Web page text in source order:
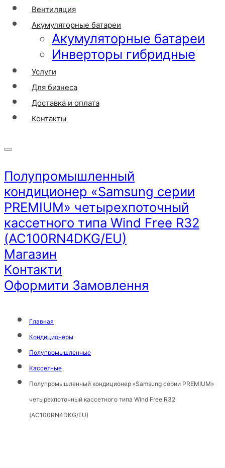
Вентиляция
Акумуляторные батареи
Акумуляторные батареи
Инверторы гибридные
Услуги
Для бизнеса
Доставка и оплата
Контакты
Полупромышленный
кондиционер «Samsung серии
PREMIUM» четырехпоточный
кассетного типа Wind Free R32
(AC100RN4DKG/EU)
Магазин
Контакти
Оформити Замовлення
Главная
Кондиционеры
Полупромышленные
Кассетные
Полупромышленный кондиционер «Samsung серии PREMIUM»
четырехпоточный кассетного типа Wind Free R32
(AC100RN4DKG/EU)